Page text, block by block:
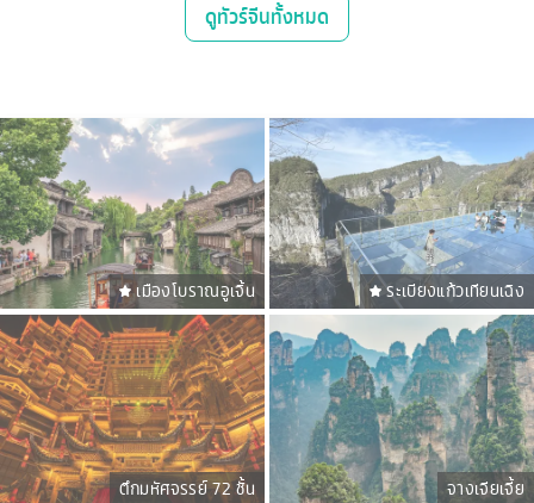
ดูทัวร์จีนทั้งหมด
เมืองโบราณอูเจิ้น ระเบียงแก้วเทียนเฉิง
ตึกมหัศจรรย์ 72 ชั้น จางเจียเจี้ย